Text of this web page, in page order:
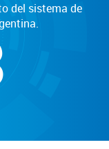
del sistema de